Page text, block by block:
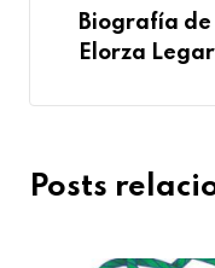
Biografía
Elorza
Posts